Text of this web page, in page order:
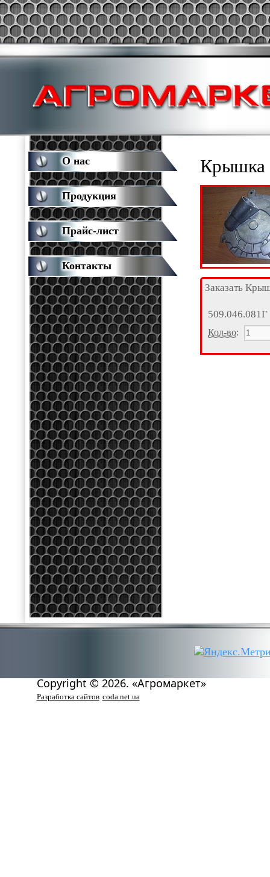
Крышка
Заказать
509.046.081Г
Кол-во:
О нас
Продукция
Прайс-лист
Контакты
Copyright © 2026. «Агромаркет»
Разработка сайтов coda.net.ua